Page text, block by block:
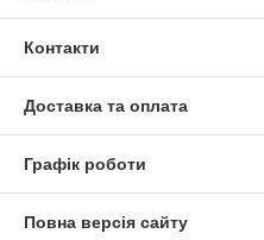
Контакти
Доставка та оплата
Графік роботи
Повна версія сайту